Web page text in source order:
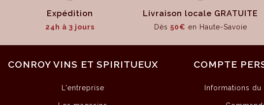
Expédition
24h à 3 jours
Livraison locale GRATUITE
Dès 50€ en Haute-Savoie
CONROY VINS ET SPIRITUEUX
L'entreprise
COMPTE
Informations